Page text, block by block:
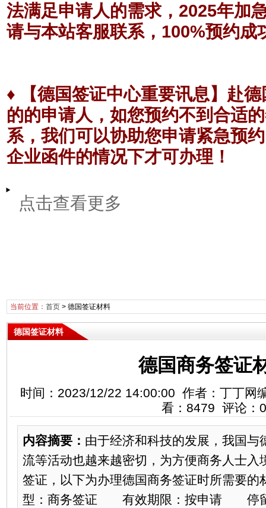
法满足申请人的需求，2025年加
请与本站客服联系，100%预约成
♦ 【德国签证中心重要讯息】 赴德
的的申请人，如您预约不到合适
系，我们可以协助您申请紧急预
企业函件的情况下才可办理！
点击查看更多
当前位置： 首页> 德国签证材料
德国签证材料
德国商务签证
时间：2023/12/22 14:00:00 作者：丁丁网
看：8479 评论：0
内容摘要： 由于经济和科技的发展，我国与
流等活动也越来越密切，为方便商务人士入
签证，以下为办理德国商务签证时所需
型：商务签证 有效期限：按申请 停